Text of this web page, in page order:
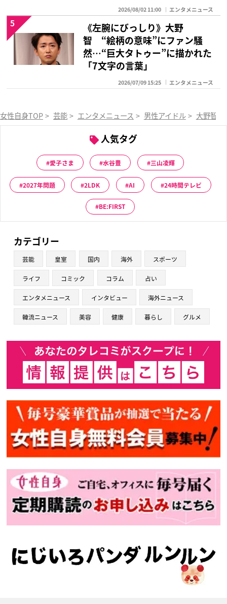
2026/08/02 11:00 エンタメニュース
《左腕にびっしり》大野
智 “絵柄の意味”にファン騒
然…“巨大タトゥー”に描かれた
「7文字の言葉」
2026/07/09 15:25 エンタメニュース
5
女性自身TOP > 芸能 > エンタメニュース > 男性アイドル > 大野智
人気タグ
愛子さま 水谷豊 三山凌輝
2027年問題 2LDK AI 24時間テレビ
BE:FIRST
カテゴリー
芸能 皇室 国内 海外 スポーツ
ライフ コミック コラム 占い
エンタメニュース インタビュー 海外ニュース
韓流ニュース 美容 健康 暮らし グルメ